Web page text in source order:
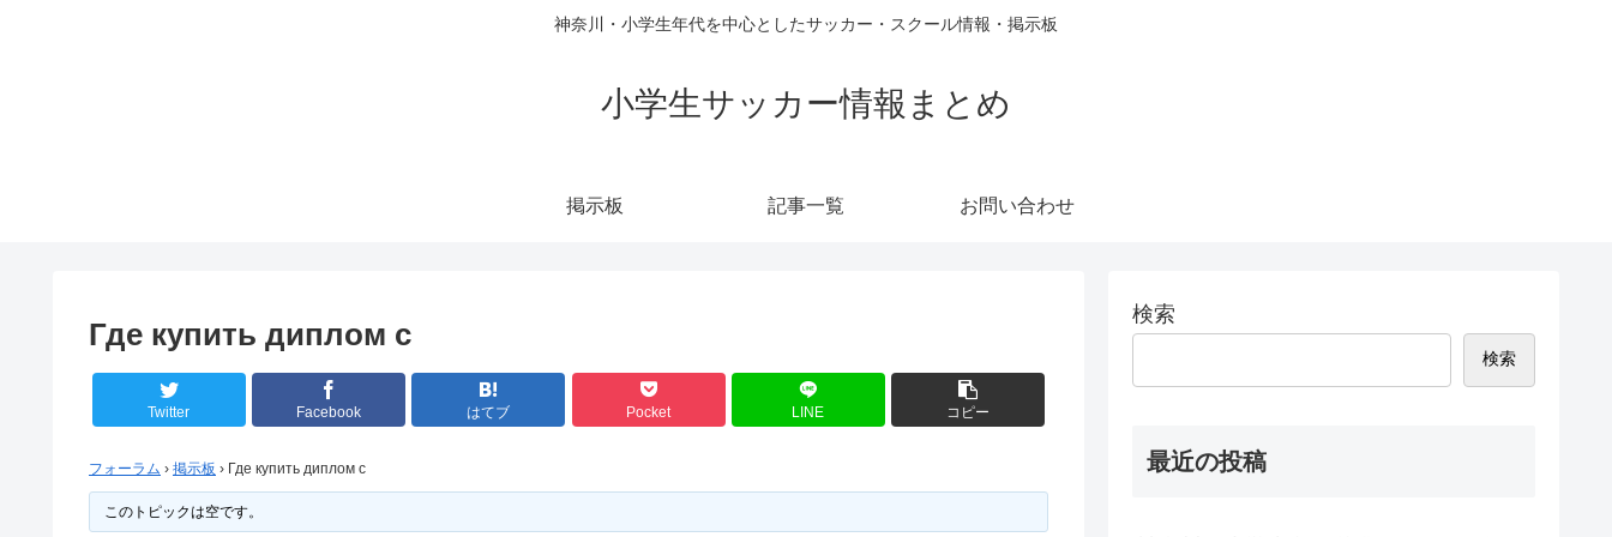
神奈川・小学生年代を中心としたサッカー・スクール情報・掲示板
小学生サッカー情報まとめ
掲示板 記事一覧 お問い合わせ
Где купить диплом с
Twitter Facebook はてブ Pocket LINE コピー
フォーラム › 掲示板 › Где купить диплом с
このトピックは空です。
検索
検索
最近の投稿